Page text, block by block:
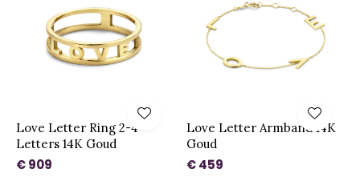
Love Letter Ring 2-4
Letters 14K Goud
€ 909
Love Letter Armband 14K
Goud
€ 459